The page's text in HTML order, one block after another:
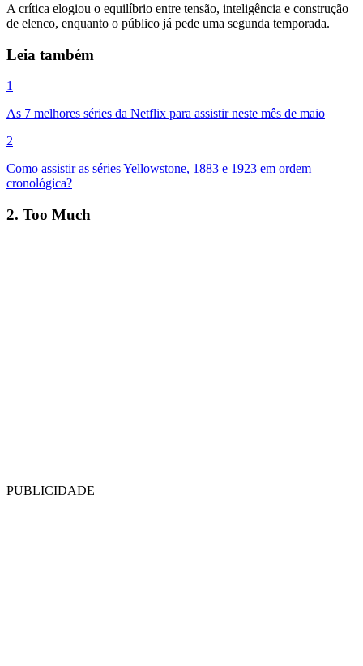
A crítica elogiou o equilíbrio entre tensão, inteligência e construção
de elenco, enquanto o público já pede uma segunda temporada.
Leia também
1
As 7 melhores séries da Netflix para assistir neste mês de maio
2
Como assistir as séries Yellowstone, 1883 e 1923 em ordem
cronológica?
2. Too Much
PUBLICIDADE